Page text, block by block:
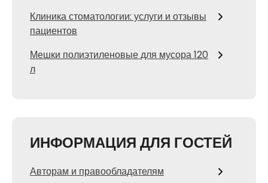
Клиника стоматологии: услуги и отзывы
пациентов
Мешки полиэтиленовые для мусора 120
л
ИНФОРМАЦИЯ ДЛЯ ГОСТЕЙ
Авторам и правообладателям